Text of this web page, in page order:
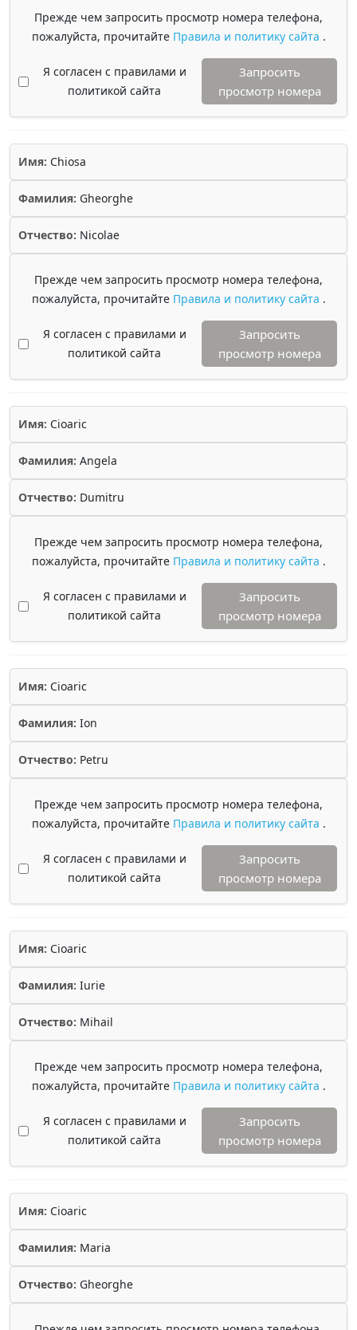
Прежде чем запросить просмотр номера телефона,
пожалуйста, прочитайте Правила и политику сайта .
Я согласен с правилами и
политикой сайта
Запросить
просмотр номера
Имя: Chiosa
Фамилия: Gheorghe
Отчество: Nicolae
Прежде чем запросить просмотр номера телефона,
пожалуйста, прочитайте Правила и политику сайта .
Я согласен с правилами и
политикой сайта
Запросить
просмотр номера
Имя: Cioaric
Фамилия: Angela
Отчество: Dumitru
Прежде чем запросить просмотр номера телефона,
пожалуйста, прочитайте Правила и политику сайта .
Я согласен с правилами и
политикой сайта
Запросить
просмотр номера
Имя: Cioaric
Фамилия: Ion
Отчество: Petru
Прежде чем запросить просмотр номера телефона,
пожалуйста, прочитайте Правила и политику сайта .
Я согласен с правилами и
политикой сайта
Запросить
просмотр номера
Имя: Cioaric
Фамилия: Iurie
Отчество: Mihail
Прежде чем запросить просмотр номера телефона,
пожалуйста, прочитайте Правила и политику сайта .
Я согласен с правилами и
политикой сайта
Запросить
просмотр номера
Имя: Cioaric
Фамилия: Maria
Отчество: Gheorghe